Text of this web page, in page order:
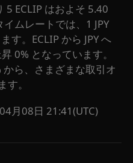
5 ECLIP はおよそ 5.40
イムレートでは、1 JPY
す。ECLIP から JPY へ
0% となっています。
から、さまざまな取引オ
す。
月08日 21:41(UTC)